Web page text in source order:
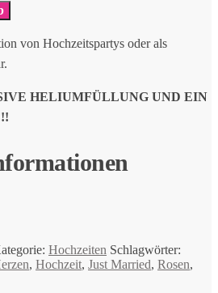
von Hochzeitspartys oder als
HELIUMFÜLLUNG UND EIN
Hochzeiten Schlagwörter:
, Hochzeit, Just Married, Rosen,